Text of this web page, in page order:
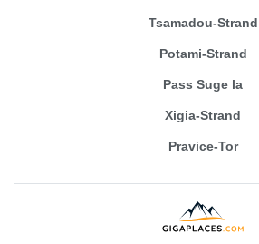
Tsamadou-Strand
Potami-Strand
Pass Suge la
Xigia-Strand
Pravice-Tor